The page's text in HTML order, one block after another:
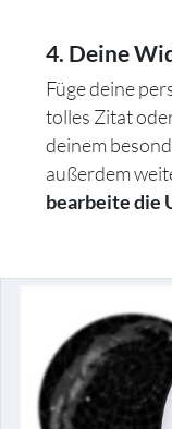
4. Deine
Füge deine
tolles Zitat
deinem
außerdem
bearbeite die